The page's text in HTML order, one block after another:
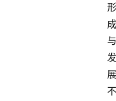
形
成
与
发
展
不